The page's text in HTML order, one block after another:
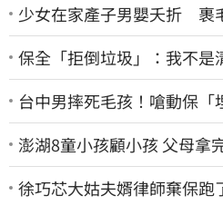
少女在家產子男嬰夭折 裹
保全「拒倒垃圾」：我不是
台中男摔死毛孩！嗆動保「
澎湖8童小孩顧小孩 父母拿
徐巧芯大姑夫婿律師棄保